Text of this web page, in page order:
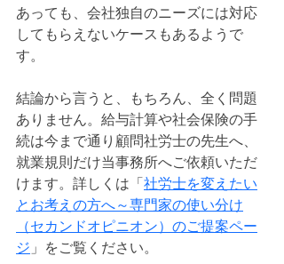
あっても、会社独自のニーズには対応
してもらえないケースもあるようで
す。
結論から言うと、もちろん、全く問題
ありません。給与計算や社会保険の手
続は今まで通り顧問社労士の先生へ、
就業規則だけ当事務所へご依頼いただ
けます。詳しくは「 社労士を変えたい
とお考えの方へ～専門家の使い分け
（セカンドオピニオン）のご提案ペー
ジ 」をご覧ください。